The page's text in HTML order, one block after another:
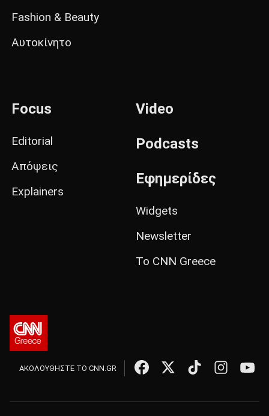
Fashion & Beauty
Αυτοκίνητο
Focus
Editorial
Απόψεις
Explainers
Video
Podcasts
Εφημερίδες
Widgets
Newsletter
Το CNN Greece
ΑΚΟΛΟΥΘΗΣΤΕ ΤΟ CNN.GR